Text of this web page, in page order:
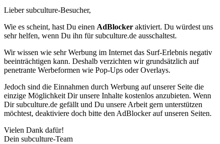
Lieber subculture-Besucher,
Wie es scheint, hast Du einen AdBlocker aktiviert. Du würdest uns
sehr helfen, wenn Du ihn für subculture.de ausschaltest.
Wir wissen wie sehr Werbung im Internet das Surf-Erlebnis negativ
beeinträchtigen kann. Deshalb verzichten wir grundsätzlich auf
penetrante Werbeformen wie Pop-Ups oder Overlays.
Jedoch sind die Einnahmen durch Werbung auf unserer Seite die
einzige Möglichkeit Dir unsere Inhalte kostenlos anzubieten. Wenn
Dir subculture.de gefällt und Du unsere Arbeit gern unterstützen
möchtest, deaktiviere doch bitte den AdBlocker auf unseren Seiten.
Vielen Dank dafür!
Dein subculture-Team